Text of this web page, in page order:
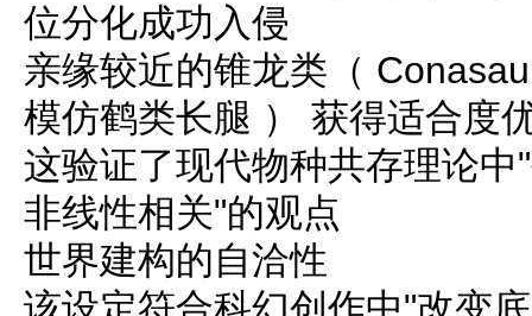
位分化成功入侵
亲缘较近的锥龙类（
模仿鹤类长腿 ） 获得适合度
这验证了现代物种共存理论
非线性相关"的观点
世界建构的自洽性